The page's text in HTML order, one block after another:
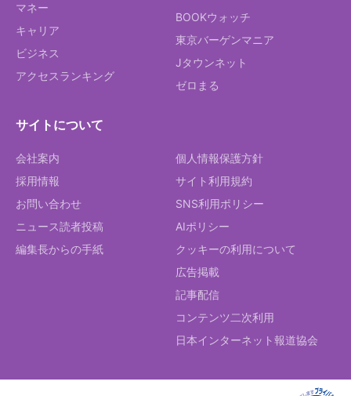
マネー
キャリア
ビジネス
アクセスランキング
BOOKウォッチ
東京バーゲンマニア
Jタウンネット
ゼロまる
サイトについて
会社案内
採用情報
お問い合わせ
ニュース読者投稿
編集長からの手紙
個人情報保護方針
サイト利用規約
SNS利用ポリシー
AIポリシー
クッキーの利用について
広告掲載
記事配信
コンテンツ二次利用
日本インターネット報道協会